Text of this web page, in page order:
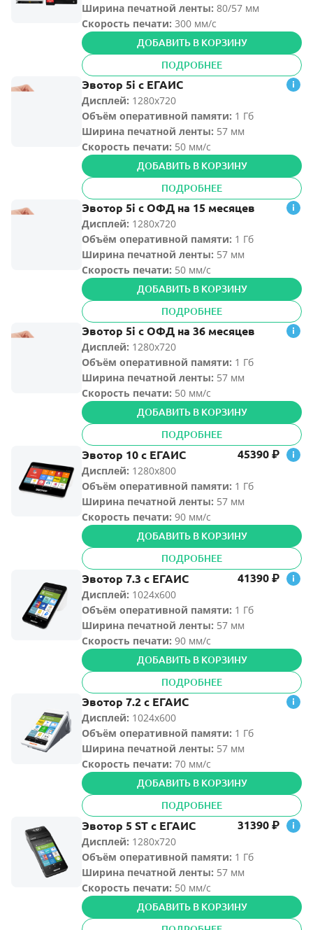
Ширина печатной ленты: 80/57 мм
Скорость печати: 300 мм/с
ДОБАВИТЬ В КОРЗИНУ
ПОДРОБНЕЕ
Эвотор 5i с ЕГАИС
Дисплей: 1280х720
Объём оперативной памяти: 1 Гб
Ширина печатной ленты: 57 мм
Скорость печати: 50 мм/с
ДОБАВИТЬ В КОРЗИНУ
ПОДРОБНЕЕ
Эвотор 5i с ОФД на 15 месяцев
Дисплей: 1280х720
Объём оперативной памяти: 1 Гб
Ширина печатной ленты: 57 мм
Скорость печати: 50 мм/с
ДОБАВИТЬ В КОРЗИНУ
ПОДРОБНЕЕ
Эвотор 5i с ОФД на 36 месяцев
Дисплей: 1280х720
Объём оперативной памяти: 1 Гб
Ширина печатной ленты: 57 мм
Скорость печати: 50 мм/с
ДОБАВИТЬ В КОРЗИНУ
ПОДРОБНЕЕ
Эвотор 10 с ЕГАИС 45390 ₽
Дисплей: 1280х800
Объём оперативной памяти: 1 Гб
Ширина печатной ленты: 57 мм
Скорость печати: 90 мм/с
ДОБАВИТЬ В КОРЗИНУ
ПОДРОБНЕЕ
Эвотор 7.3 с ЕГАИС 41390 ₽
Дисплей: 1024х600
Объём оперативной памяти: 1 Гб
Ширина печатной ленты: 57 мм
Скорость печати: 90 мм/с
ДОБАВИТЬ В КОРЗИНУ
ПОДРОБНЕЕ
Эвотор 7.2 с ЕГАИС
Дисплей: 1024х600
Объём оперативной памяти: 1 Гб
Ширина печатной ленты: 57 мм
Скорость печати: 70 мм/с
ДОБАВИТЬ В КОРЗИНУ
ПОДРОБНЕЕ
Эвотор 5 ST с ЕГАИС 31390 ₽
Дисплей: 1280х720
Объём оперативной памяти: 1 Гб
Ширина печатной ленты: 57 мм
Скорость печати: 50 мм/с
ДОБАВИТЬ В КОРЗИНУ